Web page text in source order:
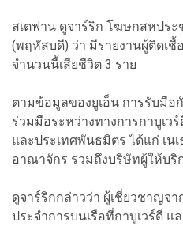
สเตฟาน ดูจาร์ริก โฆษกสหปร
(พฤหัสบดี) ว่า มีรายงานผู้ติดเ
จำนวนนี้เสียชีวิต 3 ราย
ตามข้อมูลของยูเอ็น การรับมื
ร่วมมือระหว่างทางการกาบูเว
และประเทศพันธมิตร ได้แก่ เน
อาณาจักร รวมถึงบริษัทผู้ให้บริ
ดูจาร์ริกกล่าวว่า ผู้เชี่ยวชาญจ
ประจำการบนเรือที่กาบูเวร์ดี